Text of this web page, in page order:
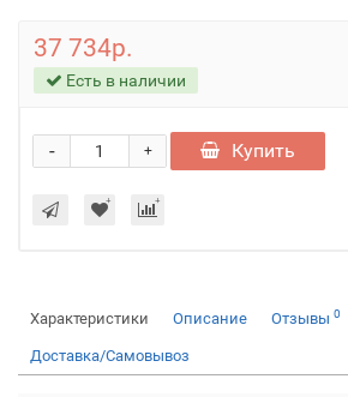
37 734р.
Есть в наличии
+
- Купить
Характеристики Описание Отзывы 0
Доставка/Самовывоз